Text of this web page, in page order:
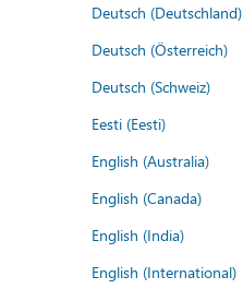
Deutsch (Deutschland)
Deutsch (Österreich)
Deutsch (Schweiz)
Eesti (Eesti)
English (Australia)
English (Canada)
English (India)
English (International)